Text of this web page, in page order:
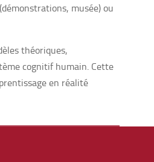
musée) ou
théoriques,
cognitif humain. Cette
en réalité